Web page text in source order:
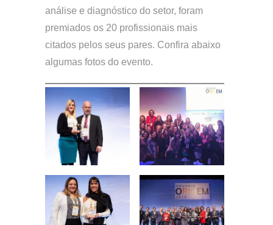
análise e diagnóstico do setor, foram
premiados os 20 profissionais mais
citados pelos seus pares. Confira abaixo
algumas fotos do evento.